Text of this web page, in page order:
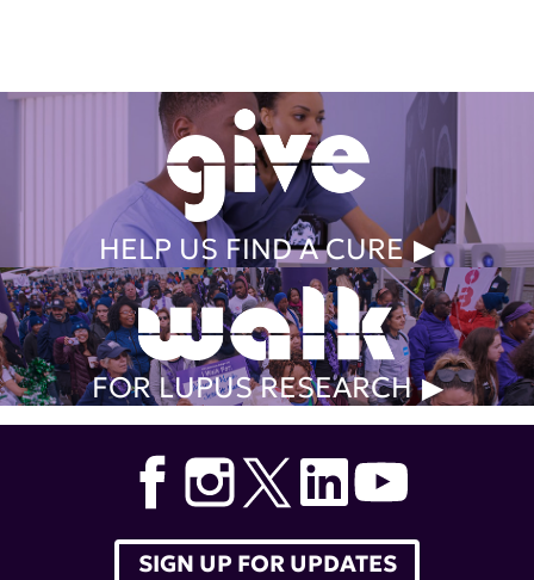
HELP US FIND A CURE
FOR LUPUS RESEARCH
SIGN UP FOR UPDATES